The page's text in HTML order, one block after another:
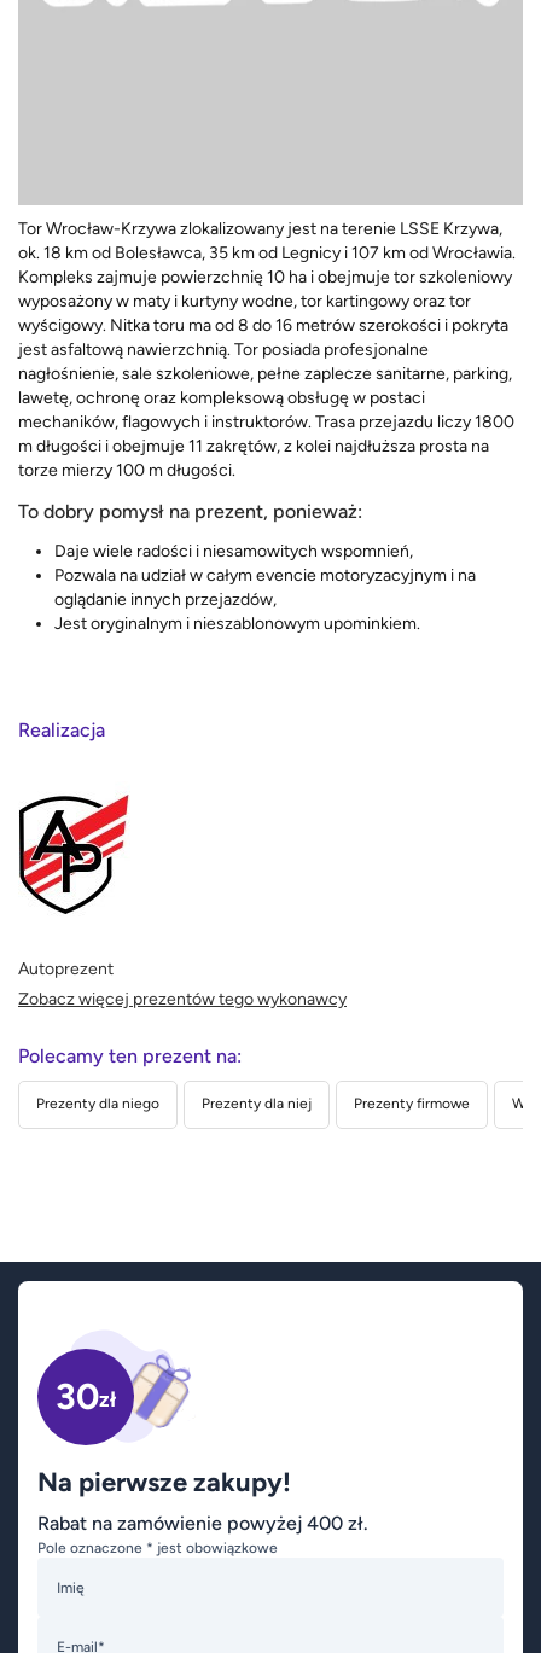
Tor Wrocław-Krzywa zlokalizowany jest na terenie LSSE Krzywa,
ok. 18 km od Bolesławca, 35 km od Legnicy i 107 km od Wrocławia.
Kompleks zajmuje powierzchnię 10 ha i obejmuje tor szkoleniowy
wyposażony w maty i kurtyny wodne, tor kartingowy oraz tor
wyścigowy. Nitka toru ma od 8 do 16 metrów szerokości i pokryta
jest asfaltową nawierzchnią. Tor posiada profesjonalne
nagłośnienie, sale szkoleniowe, pełne zaplecze sanitarne, parking,
lawetę, ochronę oraz kompleksową obsługę w postaci
mechaników, flagowych i instruktorów. Trasa przejazdu liczy 1800
m długości i obejmuje 11 zakrętów, z kolei najdłuższa prosta na
torze mierzy 100 m długości.
To dobry pomysł na prezent, ponieważ:
Daje wiele radości i niesamowitych wspomnień,
Pozwala na udział w całym evencie motoryzacyjnym i na
oglądanie innych przejazdów,
Jest oryginalnym i nieszablonowym upominkiem.
Realizacja
Autoprezent
Zobacz więcej prezentów tego wykonawcy
Polecamy ten prezent na:
Prezenty dla niego Prezenty dla niej Prezenty firmowe
30zł
Na pierwsze zakupy!
Rabat na zamówienie powyżej 400 zł.
Pole oznaczone * jest obowiązkowe
Imię
E-mail*